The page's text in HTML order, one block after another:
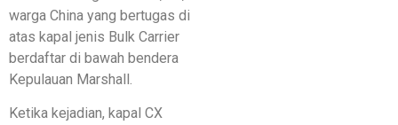
warga China yang bertugas di
atas kapal jenis Bulk Carrier
berdaftar di bawah bendera
Kepulauan Marshall.
Ketika kejadian, kapal CX